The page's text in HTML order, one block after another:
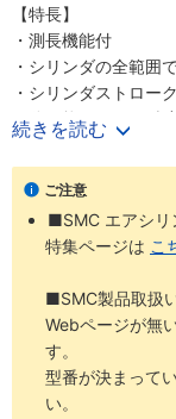
【特長】
・測長機能付
・シリンダの全範囲
・シリンダストロー
・分解能0.1mm（精
・電源電圧DC12～24V
・ストロークバリエ
・耐ノイズ性向上
続きを読む
ご注意
■SMC エアシリ
特集ページは こ
■SMC製品取扱
Webページが無
す。
型番が決まって
い。